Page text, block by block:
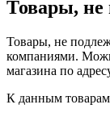
Товары, не
Товары, не
компаниями.
магазина по
К данным